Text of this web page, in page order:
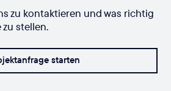
zu kontaktieren und was richtig
stellen.
starten